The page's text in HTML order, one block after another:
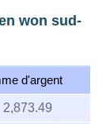
won sud-
d'argent
2,873.49